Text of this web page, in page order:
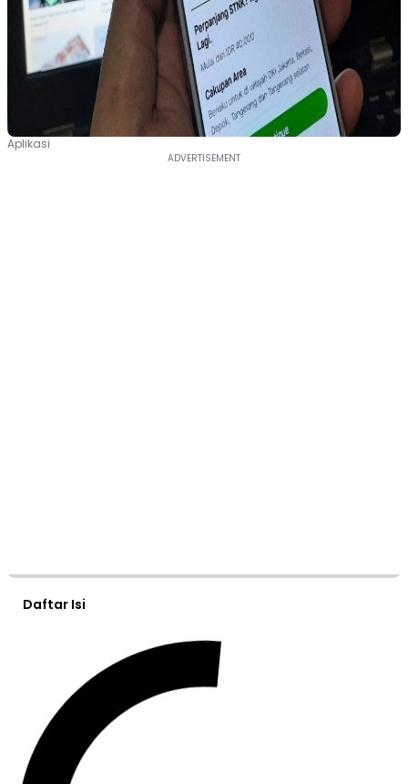
Aplikasi
Daftar Isi